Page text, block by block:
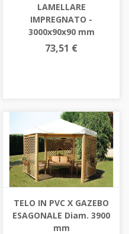
LAMELLARE
IMPREGNATO -
3000x90x90 mm
73,51 €
TELO IN PVC X GAZEBO
ESAGONALE Diam. 3900
mm